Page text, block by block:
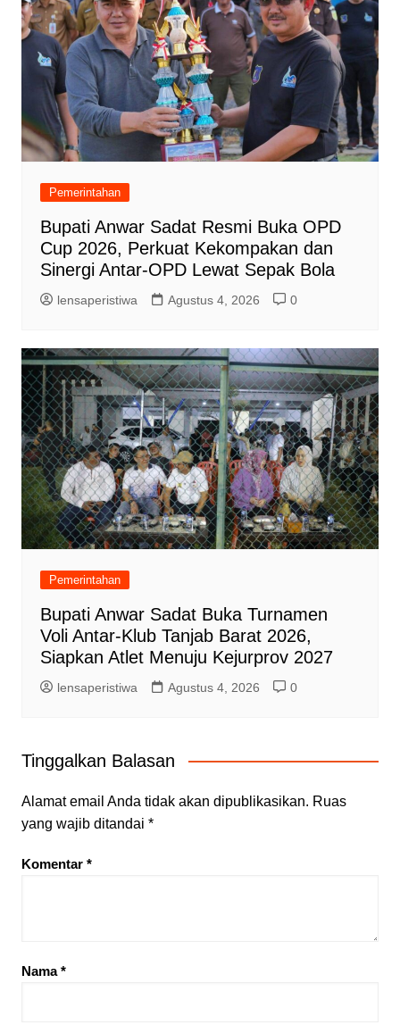
Pemerintahan
Bupati Anwar Sadat Resmi Buka OPD
Cup 2026, Perkuat Kekompakan dan
Sinergi Antar-OPD Lewat Sepak Bola
lensaperistiwa Agustus 4, 2026 0
Pemerintahan
Bupati Anwar Sadat Buka Turnamen
Voli Antar-Klub Tanjab Barat 2026,
Siapkan Atlet Menuju Kejurprov 2027
lensaperistiwa Agustus 4, 2026 0
Tinggalkan Balasan
Alamat email Anda tidak akan dipublikasikan. Ruas
yang wajib ditandai *
Komentar *
Nama*